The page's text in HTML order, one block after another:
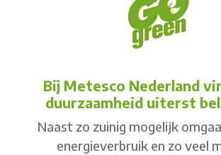
Bij Metesco Nederland
duurzaamheid uiterst
Naast zo zuinig mogelijk
energieverbruik en zo veel